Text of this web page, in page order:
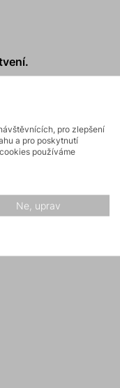
pro zlepšení
a pro poskytnutí
používáme
Ne, uprav